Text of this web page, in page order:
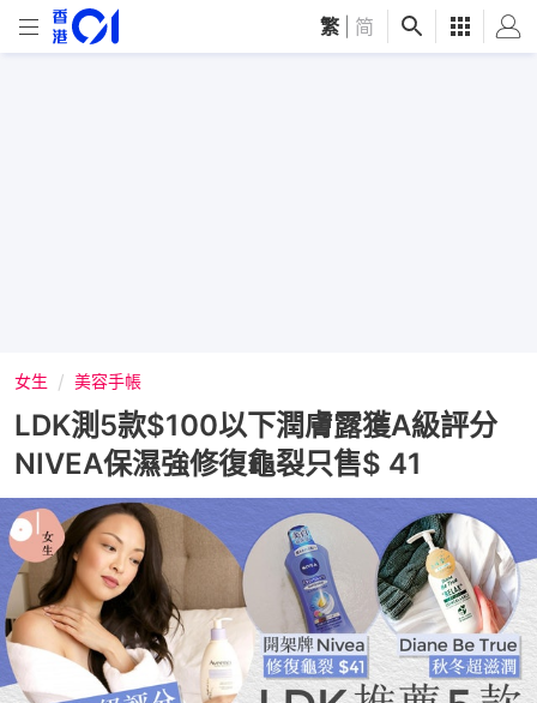
繁 简
女生 美容手帳
LDK測5款$100以下潤膚露獲A級評分
NIVEA保濕強修復龜裂只售$ 41